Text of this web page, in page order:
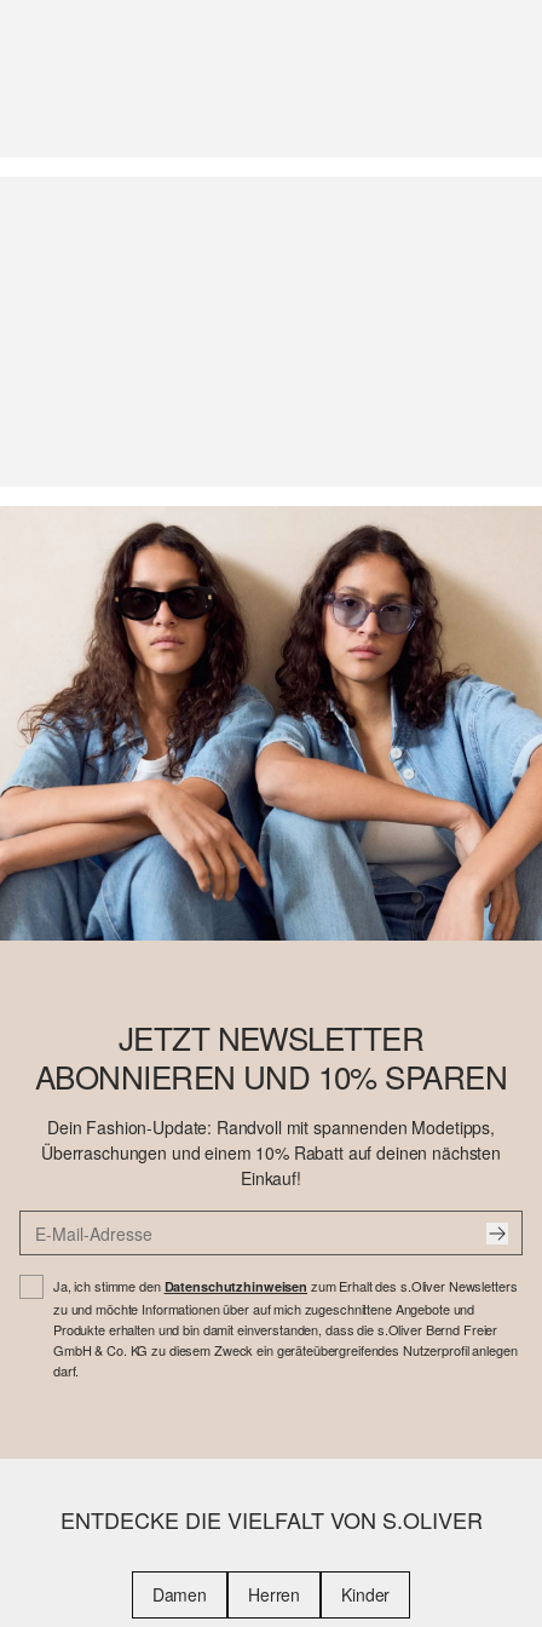
JETZT NEWSLETTER
ABONNIEREN UND 10% SPAREN
Dein Fashion-Update: Randvoll mit spannenden Modetipps,
Überraschungen und einem 10% Rabatt auf deinen nächsten
Einkauf!
Ja, ich stimme den Datenschutzhinweisen zum Erhalt des s.Oliver Newsletters
zu und möchte Informationen über auf mich zugeschnittene Angebote und
Produkte erhalten und bin damit einverstanden, dass die s.Oliver Bernd Freier
GmbH & Co. KG zu diesem Zweck ein geräteübergreifendes Nutzerprofil anlegen
darf.
ENTDECKE DIE VIELFALT VON S.OLIVER
Damen Herren Kinder